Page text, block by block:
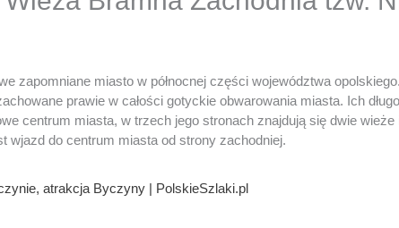
zapomniane miasto w północnej części województwa
prawie w całości gotyckie obwarowania miasta. Ich
centrum miasta, w trzech jego stronach znajdują się dwie
wjazd do centrum miasta od strony zachodniej.
atrakcja Byczyny | PolskieSzlaki.pl